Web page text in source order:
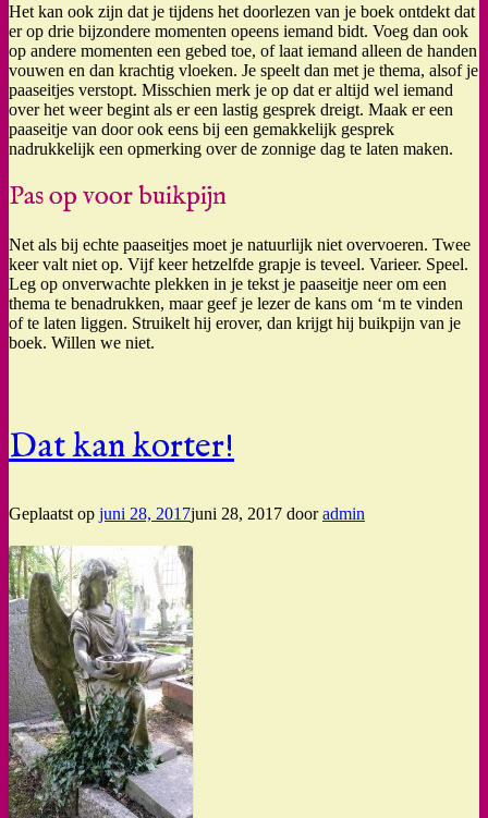
Het kan ook zijn dat je tijdens het doorlezen van je boek ontdekt dat
er op drie bijzondere momenten opeens iemand bidt. Voeg dan ook
op andere momenten een gebed toe, of laat iemand alleen de handen
vouwen en dan krachtig vloeken. Je speelt dan met je thema, alsof je
paaseitjes verstopt. Misschien merk je op dat er altijd wel iemand
over het weer begint als er een lastig gesprek dreigt. Maak er een
paaseitje van door ook eens bij een gemakkelijk gesprek
nadrukkelijk een opmerking over de zonnige dag te laten maken.
Pas op voor buikpijn
Net als bij echte paaseitjes moet je natuurlijk niet overvoeren. Twee
keer valt niet op. Vijf keer hetzelfde grapje is teveel. Varieer. Speel.
Leg op onverwachte plekken in je tekst je paaseitje neer om een
thema te benadrukken, maar geef je lezer de kans om ‘m te vinden
of te laten liggen. Struikelt hij erover, dan krijgt hij buikpijn van je
boek. Willen we niet.
Dat kan korter!
Geplaatst op juni 28, 2017juni 28, 2017 dooradmin